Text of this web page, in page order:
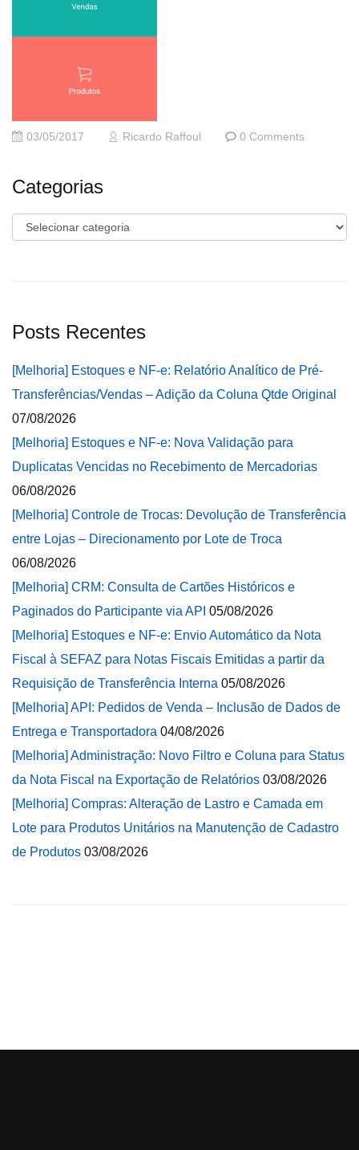
03/05/2017 Ricardo Raffoul 0 Comments
Categorias
Categorias
Posts Recentes
[Melhoria] Estoques e NF-e: Relatório Analítico de Pré-
Transferências/Vendas – Adição da Coluna Qtde Original
07/08/2026
[Melhoria] Estoques e NF-e: Nova Validação para
Duplicatas Vencidas no Recebimento de Mercadorias
06/08/2026
[Melhoria] Controle de Trocas: Devolução de Transferência
entre Lojas – Direcionamento por Lote de Troca
06/08/2026
[Melhoria] CRM: Consulta de Cartões Históricos e
Paginados do Participante via API 05/08/2026
[Melhoria] Estoques e NF-e: Envio Automático da Nota
Fiscal à SEFAZ para Notas Fiscais Emitidas a partir da
Requisição de Transferência Interna 05/08/2026
[Melhoria] API: Pedidos de Venda – Inclusão de Dados de
Entrega e Transportadora 04/08/2026
[Melhoria] Administração: Novo Filtro e Coluna para Status
da Nota Fiscal na Exportação de Relatórios 03/08/2026
[Melhoria] Compras: Alteração de Lastro e Camada em
Lote para Produtos Unitários na Manutenção de Cadastro
de Produtos 03/08/2026